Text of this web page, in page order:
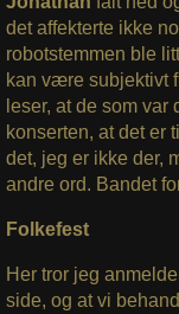
det affekterte ikke
robotstemmen ble
kan være subjektivt
leser, at de som
konserten, at det er
det, jeg er ikke der,
andre ord. Bandet
Folkefest
Her tror jeg
side, og at vi